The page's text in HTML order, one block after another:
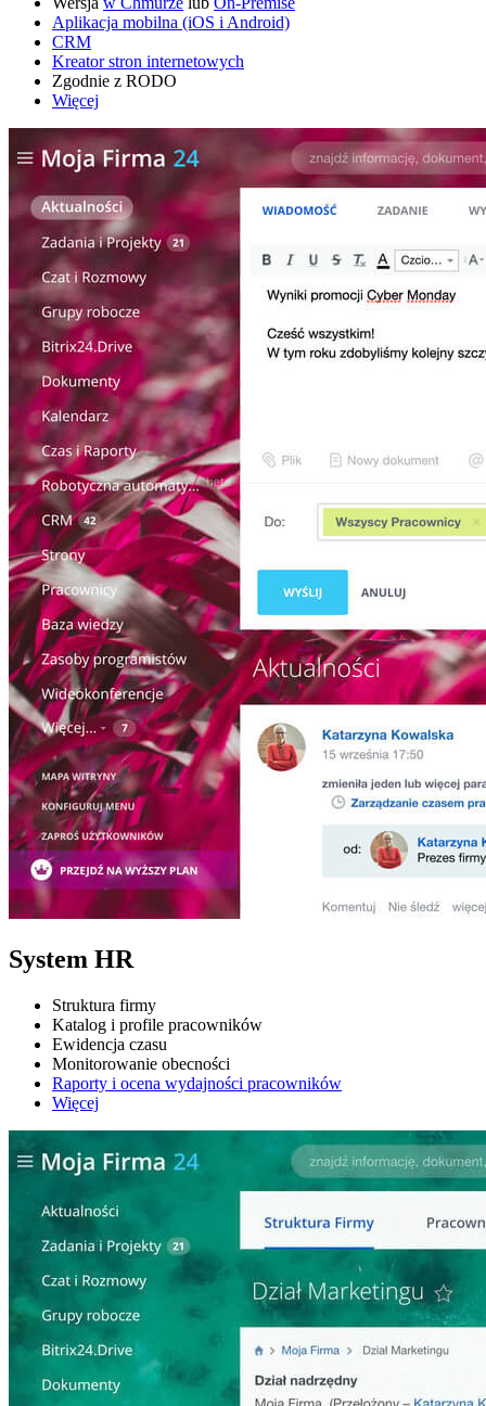
Aplikacja mobilna (iOS i Android)
CRM
Kreator stron internetowych
Zgodnie z RODO
Więcej
System HR
Struktura firmy
Katalog i profile pracowników
Ewidencja czasu
Monitorowanie obecności
Raporty i ocena wydajności pracowników
Więcej